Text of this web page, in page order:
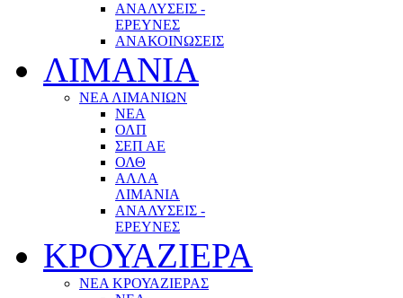
ΑΝΑΛΥΣΕΙΣ -
ΕΡΕΥΝΕΣ
ΑΝΑΚΟΙΝΩΣΕΙΣ
ΛΙΜΑΝΙΑ
ΝΕΑ ΛΙΜΑΝΙΩΝ
ΝΕΑ
ΟΛΠ
ΣΕΠ ΑΕ
ΟΛΘ
ΑΛΛΑ
ΛΙΜΑΝΙΑ
ΑΝΑΛΥΣΕΙΣ -
ΕΡΕΥΝΕΣ
ΚΡΟΥΑΖΙΕΡΑ
ΝΕΑ ΚΡΟΥΑΖΙΕΡΑΣ